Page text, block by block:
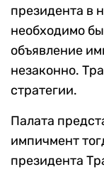
президента в
необходимо
объявление
незаконно.
стратегии.
Палата
импичмент
президента